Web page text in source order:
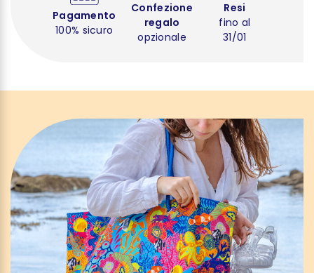
Pagamento
100% sicuro
Confezione
regalo
opzionale
Resi
fino al
31/01